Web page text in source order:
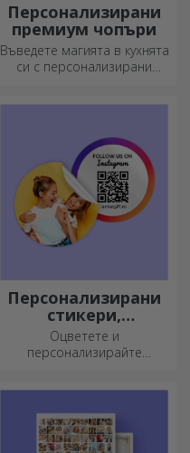
Персонализирани
премиум чопъри
Въведете магията в кухнята
си с персонализирани
Персонализирани
стикери,
самозалепващи се
етикети
Оцветете и
персонализирайте